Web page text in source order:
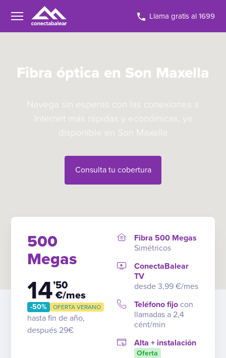
Llama gratis al 1699
Fibra óptica en Son Maxella
Navega sin esperas con las conexiones a
Internet más rápidas y económicas, ya
disponible en Son Maxella
Consulta tu cobertura
500
Megas
14’50
€/mes
-50% OFERTA VERANO
hasta fin de año,
después 29€
Fibra 500 Megas
Simétricos
ConectaBalear
TV
desde 3,99 €/mes
Teléfono fijo con
llamadas a 2,4
cént/min
Alta + instalación
Oferta